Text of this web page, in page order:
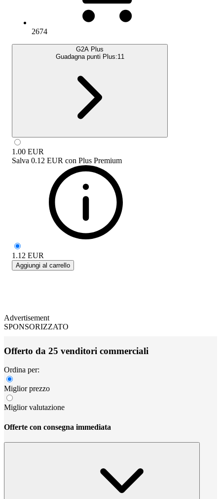
2674
G2A Plus
Guadagna punti Plus:11
1.00 EUR
Salva 0.12 EUR con Plus Premium
1.12 EUR
Aggiungi al carrello
Advertisement
SPONSORIZZATO
Offerto da 25 venditori commerciali
Ordina per:
Miglior prezzo
Miglior valutazione
Offerte con consegna immediata